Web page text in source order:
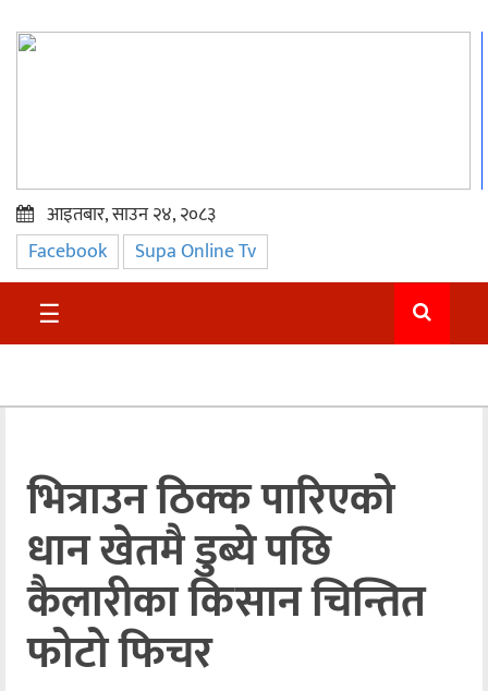
प्रमुख
समाचार
सुदुर
अन्तराष्ट्रिय
अन्तर्वार्ता
अर्थ
खेलकुद
मनोरञ्जन
आइतबार, साउन २४, २०८३
Facebook Supa Online Tv
☰
भित्राउन ठिक्क पारिएको
धान खेतमै डुब्ये पछि
कैलारीका किसान चिन्तित
फोटो फिचर